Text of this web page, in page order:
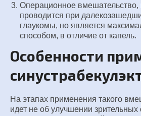
Операционное вмешательство,
проводится при
глаукомы, но является
способом, в отличие от капель.
Особенности
На этапах применения такого
идет не об улучшении